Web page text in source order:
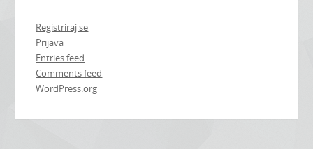
Registriraj se
Prijava
Entries feed
Comments feed
WordPress.org